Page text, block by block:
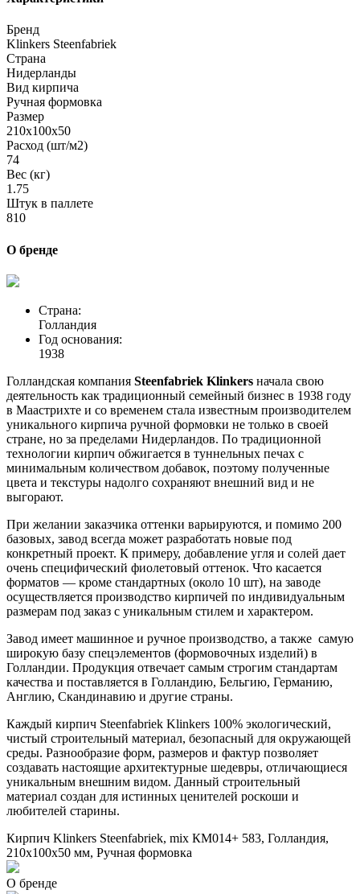
Бренд
Klinkers Steenfabriek
Страна
Нидерланды
Вид кирпича
Ручная формовка
Размер
210х100х50
Расход (шт/м2)
74
Вес (кг)
1.75
Штук в паллете
810
О бренде
Страна:
Голландия
Год основания:
1938
Голландская компания Steenfabriek Klinkers начала свою
деятельность как традиционный семейный бизнес в 1938 году
в Маастрихте и со временем стала известным производителем
уникального кирпича ручной формовки не только в своей
стране, но за пределами Нидерландов. По традиционной
технологии кирпич обжигается в туннельных печах с
минимальным количеством добавок, поэтому полученные
цвета и текстуры надолго сохраняют внешний вид и не
выгорают.
При желании заказчика оттенки варьируются, и помимо 200
базовых, завод всегда может разработать новые под
конкретный проект. К примеру, добавление угля и солей дает
очень специфический фиолетовый оттенок. Что касается
форматов — кроме стандартных (около 10 шт), на заводе
осуществляется производство кирпичей по индивидуальным
размерам под заказ с уникальным стилем и характером.
Завод имеет машинное и ручное производство, а также самую
широкую базу спецэлементов (формовочных изделий) в
Голландии. Продукция отвечает самым строгим стандартам
качества и поставляется в Голландию, Бельгию, Германию,
Англию, Скандинавию и другие страны.
Каждый кирпич Steenfabriek Klinkers 100% экологический,
чистый строительный материал, безопасный для окружающей
среды. Разнообразие форм, размеров и фактур позволяет
создавать настоящие архитектурные шедевры, отличающиеся
уникальным внешним видом. Данный строительный
материал создан для истинных ценителей роскоши и
любителей старины.
Кирпич Klinkers Steenfabriek, mix КМ014+ 583, Голландия,
210х100х50 мм, Ручная формовка
О бренде